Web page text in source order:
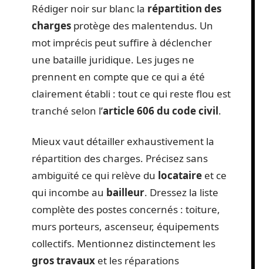
Rédiger noir sur blanc la répartition des
charges protège des malentendus. Un
mot imprécis peut suffire à déclencher
une bataille juridique. Les juges ne
prennent en compte que ce qui a été
clairement établi : tout ce qui reste flou est
tranché selon l’article 606 du code civil.
Mieux vaut détailler exhaustivement la
répartition des charges. Précisez sans
ambiguïté ce qui relève du locataire et ce
qui incombe au bailleur. Dressez la liste
complète des postes concernés : toiture,
murs porteurs, ascenseur, équipements
collectifs. Mentionnez distinctement les
gros travaux et les réparations